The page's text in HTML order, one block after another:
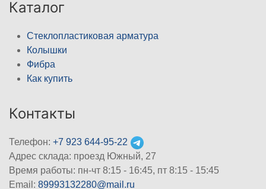
Каталог
Стеклопластиковая арматура
Колышки
Фибра
Как купить
Контакты
Телефон: +7 923 644-95-22
Адрес склада: проезд Южный, 27
Время работы: пн-чт 8:15 - 16:45, пт 8:15 - 15:45
Email: 89993132280@mail.ru